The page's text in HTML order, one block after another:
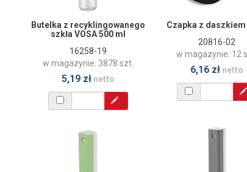
Butelka z recyklingowanego
szkła VOSA 500 ml
16258-19
w magazynie: 3878 szt.
5,19 zł netto
Czapka z daszkiem
20816-02
w magazynie: 12
6,16 zł netto